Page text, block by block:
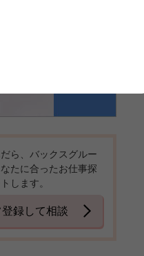
ら、バックスグルー
たに合ったお仕事探
します。
登録して相談